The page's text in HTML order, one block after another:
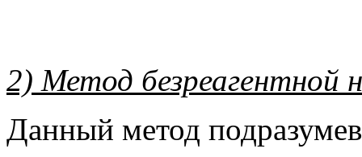
2) Метод безреагентной
Данный метод